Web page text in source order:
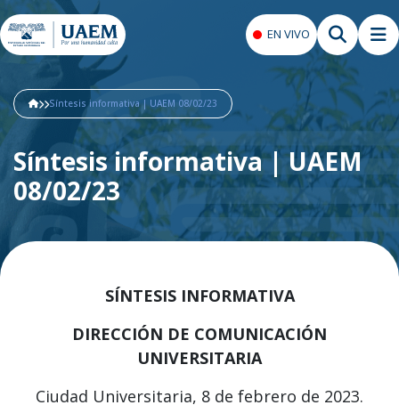
EN VIVO
Síntesis informativa | UAEM 08/02/23
Síntesis informativa | UAEM
08/02/23
SÍNTESIS INFORMATIVA
DIRECCIÓN DE COMUNICACIÓN
UNIVERSITARIA
Ciudad Universitaria, 8 de febrero de 2023.